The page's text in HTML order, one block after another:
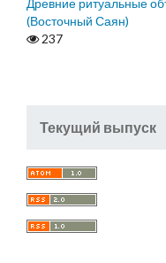
Древние ритуальные
(Восточный Саян)
237
Текущий выпуск